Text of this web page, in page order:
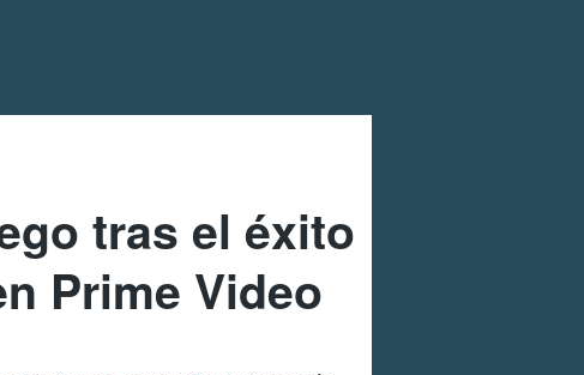
tras el éxito
Prime Video